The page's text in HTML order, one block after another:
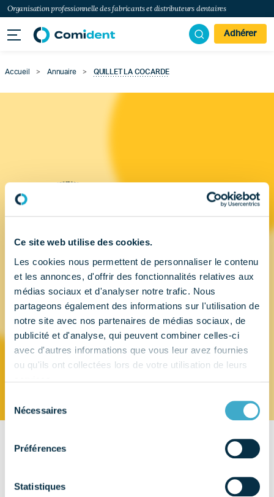
Ce site web utilise des cookies.
Les cookies nous permettent de personnaliser le contenu
et les annonces, d'offrir des fonctionnalités relatives aux
médias sociaux et d'analyser notre trafic. Nous
partageons également des informations sur l'utilisation de
notre site avec nos partenaires de médias sociaux, de
publicité et d'analyse, qui peuvent combiner celles-ci
avec d'autres informations que vous leur avez fournies
ou qu'ils ont collectées lors de votre utilisation de leurs
Nécessaires
Préférences
Statistiques
Organisation professionnelle des fabricants et distributeurs dentaires
Adhérer
Accueil > Annuaire > QUILLET LA COCARDE
QUILLET LA
COCARDE
CONTACT
BP 325 – 74940 Annecy le Vieux